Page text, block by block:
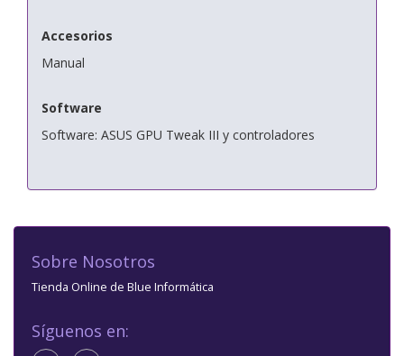
Accesorios
Manual
Software
Software: ASUS GPU Tweak III y controladores
Sobre Nosotros
Tienda Online de Blue Informática
Síguenos en: